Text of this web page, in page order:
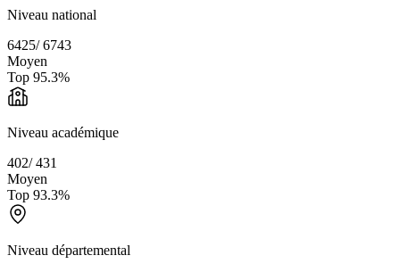
Niveau national
6425/6743
Moyen
Top 95.3%
Niveau académique
402/431
Moyen
Top 93.3%
Niveau départemental